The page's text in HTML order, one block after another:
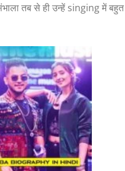
तब से ही उन्हें singing में